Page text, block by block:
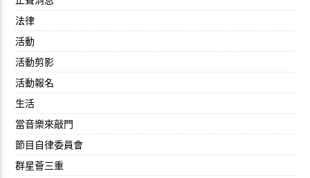
法律
活動
活動剪影
活動報名
生活
當音樂來敲門
節目自律委員會
群星薈三重